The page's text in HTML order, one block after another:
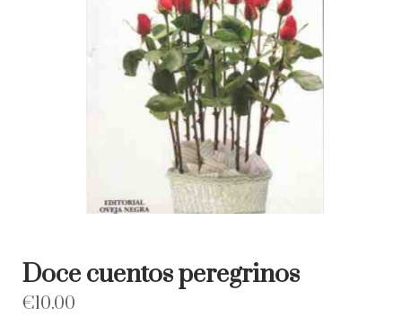
Doce cuentos peregrinos
€10.00